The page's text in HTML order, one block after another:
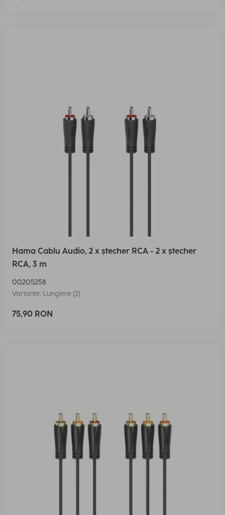
Hama Cablu Audio, 2 x ștecher RCA - 2 x ștecher
RCA, 3 m
00205258
Variante: Lungime (2)
75,90 RON